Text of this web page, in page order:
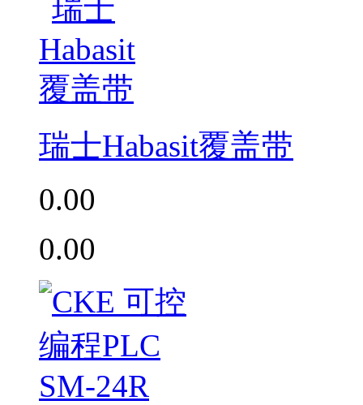
瑞士Habasit覆盖带
0.00
0.00